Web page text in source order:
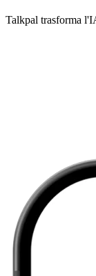
Talkpal trasforma